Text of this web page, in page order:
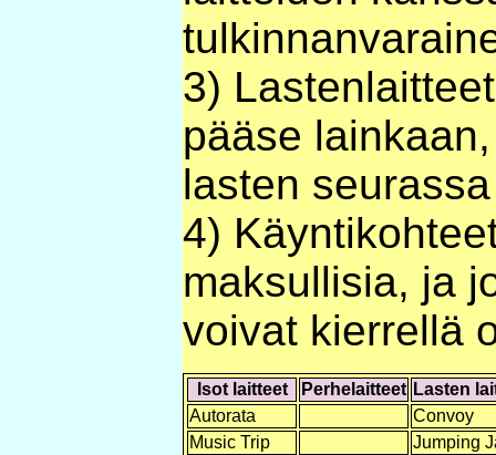
3)
pääse
lasten seurassa
4)
maksullisia, ja
voivat kierrellä
Isot laitteet Perhelaitteet Lasten
Autorata
Convoy
Music Trip
Jumping